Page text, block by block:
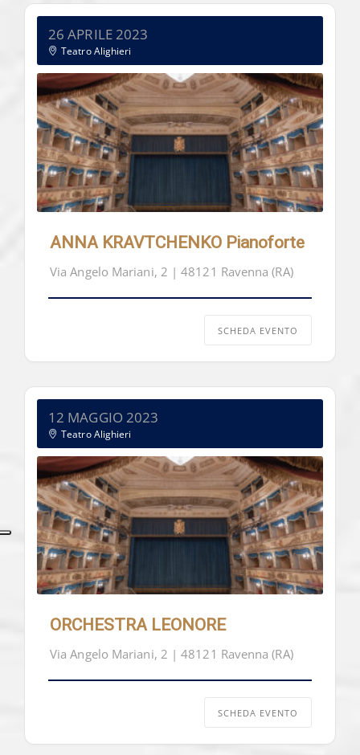
26 APRILE 2023
Teatro Alighieri
ANNA KRAVTCHENKO Pianoforte
Via Angelo Mariani, 2 | 48121 Ravenna (RA)
SCHEDA EVENTO
12 MAGGIO 2023
Teatro Alighieri
ORCHESTRA LEONORE
Via Angelo Mariani, 2 | 48121 Ravenna (RA)
SCHEDA EVENTO